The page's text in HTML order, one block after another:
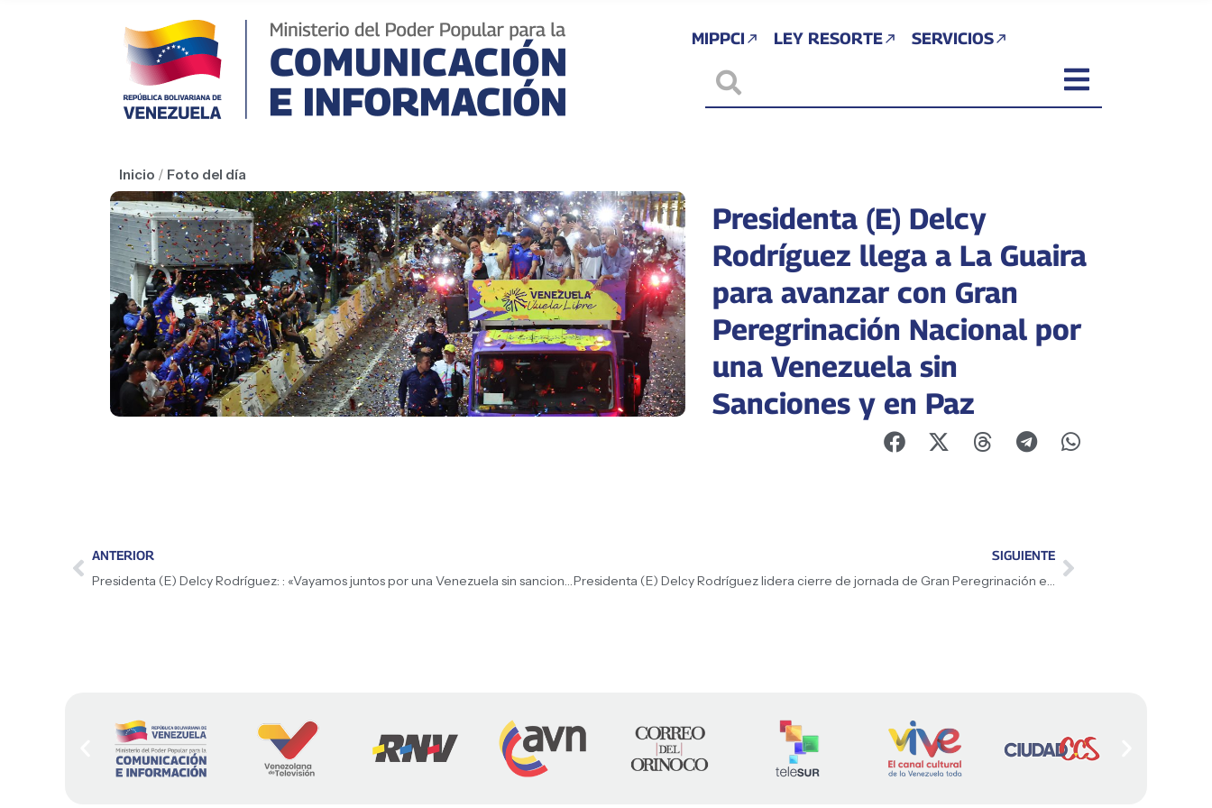
MIPPCI LEY RESORTE SERVICIOS
Inicio / Foto del día
Presidenta (E) Delcy
Rodríguez llega a La Guaira
para avanzar con Gran
Peregrinación Nacional por
una Venezuela sin
Sanciones y en Paz
ANTERIOR
Presidenta (E) Delcy Rodríguez: : «Vayamos juntos por una Venezuela sin sanciones»
SIGUIENTE
Presidenta (E) Delcy Rodríguez lidera cierre de jornada de Gran Peregrinación en La Guaira